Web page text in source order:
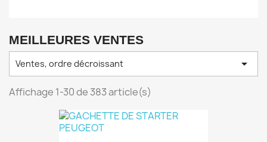
MEILLEURES VENTES
Ventes, ordre décroissant 
Affichage 1-30 de 383 article(s)